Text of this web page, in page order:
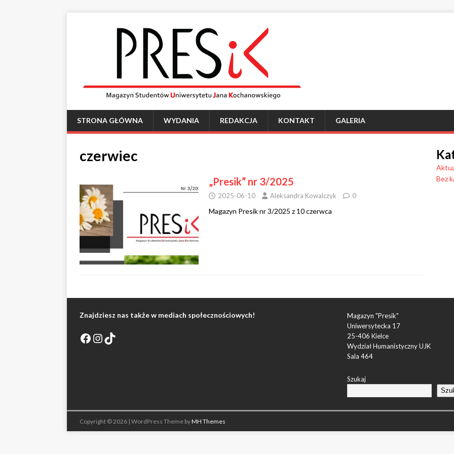
STRONA GŁÓWNA WYDANIA REDAKCJA KONTAKT GALERIA
czerwiec
„Presik” nr 3/2025
2025-06-10 Aleksandra Kowalczyk 0
Magazyn Presik nr 3/2025 z 10 czerwca
Bez
Znajdziesz nas także w mediach społecznościowych!
Magazyn "Presik"
Uniwersytecka 17
25-406 Kielce
Wydział Humanistyczny UJK
Sala 464
Szukaj
Copyright © 2026 | WordPress Theme byMH Themes